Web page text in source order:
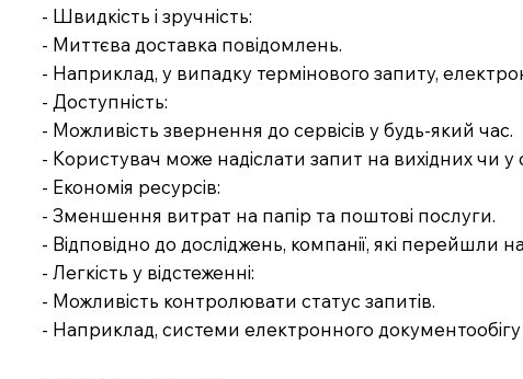
- Швидкість і зручність:
- Миттєва доставка повідомлень.
- Наприклад, у випадку термінового запиту,
- Доступність:
- Можливість звернення до сервісів у будь-який час.
- Користувач може надіслати запит на вихідних чи у
- Економія ресурсів:
- Зменшення витрат на папір та поштові послуги.
- Відповідно до досліджень, компанії, які
- Легкість у відстеженні:
- Можливість контролювати статус запитів.
- Наприклад, системи електронного